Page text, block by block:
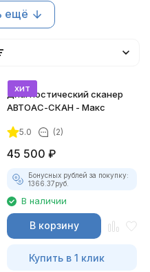
ещё
хит
Диагностический сканер
АВТОАС-СКАН - Макс
5.0 (2)
45 500 ₽
Бонусных рублей за покупку:
1366.37руб.
В наличии
В корзину
Купить в 1 клик